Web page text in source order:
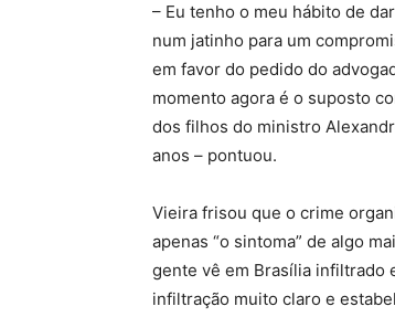
– Eu tenho o meu hábito de
num jatinho para um
em favor do pedido do
momento agora é o suposto
dos filhos do ministro
anos – pontuou.
Vieira frisou que o crime
apenas “o sintoma” de algo
gente vê em Brasília infiltrado
infiltração muito claro e